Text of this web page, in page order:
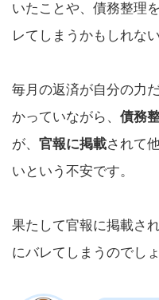
いたことや、債務整理
レてしまうかもしれない
毎月の返済が自分の力
かっていながら、 債務
が、 官報に掲載されて
いという不安です。
果たして官報に掲載さ
にバレてしまうのでし